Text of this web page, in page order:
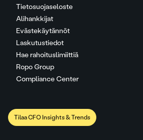
Tietosuojaseloste
Alihankkijat
Evästekäytännöt
Laskutustiedot
Hae rahoituslimiittiä
Ropo Group
Compliance Center
Tilaa CFO Insights & Trends